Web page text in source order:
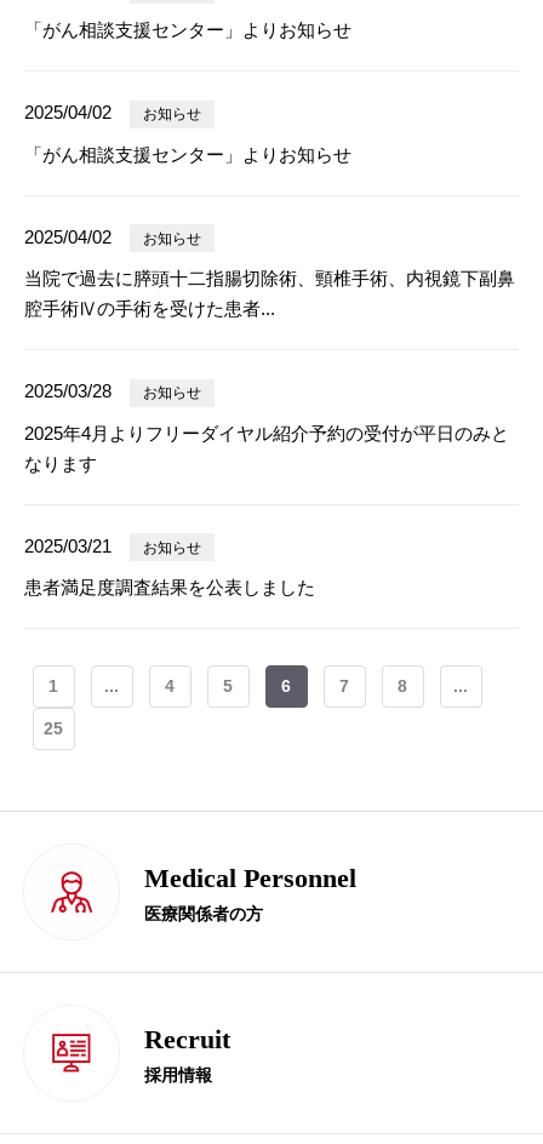
「がん相談支援センター」よりお知らせ
2025/04/02 お知らせ
「がん相談支援センター」よりお知らせ
2025/04/02 お知らせ
当院で過去に膵頭十二指腸切除術、頸椎手術、内視鏡下副鼻
腔手術Ⅳの手術を受けた患者...
2025/03/28 お知らせ
2025年4月よりフリーダイヤル紹介予約の受付が平日のみと
なります
2025/03/21 お知らせ
患者満足度調査結果を公表しました
1 ... 4 5 6 7 8 ...
25
Medical Personnel
医療関係者の方
Recruit
採用情報